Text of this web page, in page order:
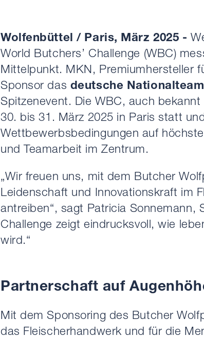
Wolfenbüttel / Paris, März 2025 -
World Butchers’ Challenge (WBC)
Mittelpunkt. MKN, Premiumhersteller
Sponsor das deutsche
Spitzenevent. Die WBC, auch
30. bis 31. März 2025 in Paris statt
Wettbewerbsbedingungen auf
und Teamarbeit im Zentrum.
„Wir freuen uns, mit dem Butcher
Leidenschaft und Innovationskraft im
antreiben“, sagt Patricia Sonnemann,
Challenge zeigt eindrucksvoll, wie
wird.“
Partnerschaft auf
Mit dem Sponsoring des Butcher
das Fleischerhandwerk und für die